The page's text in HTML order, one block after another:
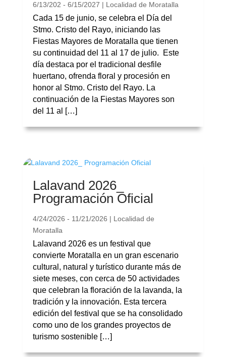
6/13/202 - 6/15/2027 | Localidad de Moratalla
Cada 15 de junio, se celebra el Día del
Stmo. Cristo del Rayo, iniciando las
Fiestas Mayores de Moratalla que tienen
su continuidad del 11 al 17 de julio. Este
día destaca por el tradicional desfile
huertano, ofrenda floral y procesión en
honor al Stmo. Cristo del Rayo. La
continuación de la Fiestas Mayores son
del 11 al […]
Lalavand 2026_
Programación Oficial
4/24/2026 - 11/21/2026 | Localidad de
Moratalla
Lalavand 2026 es un festival que
convierte Moratalla en un gran escenario
cultural, natural y turístico durante más de
siete meses, con cerca de 50 actividades
que celebran la floración de la lavanda, la
tradición y la innovación. Esta tercera
edición del festival que se ha consolidado
como uno de los grandes proyectos de
turismo sostenible […]